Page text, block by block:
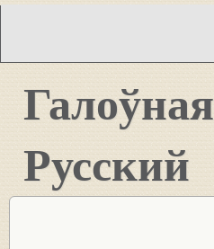
Галоўная
Русский